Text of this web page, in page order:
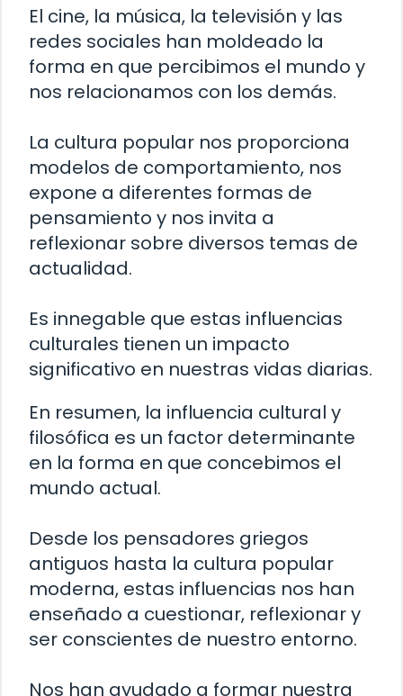
El cine, la música, la televisión y las
redes sociales han moldeado la
forma en que percibimos el mundo y
nos relacionamos con los demás.
La cultura popular nos proporciona
modelos de comportamiento, nos
expone a diferentes formas de
pensamiento y nos invita a
reflexionar sobre diversos temas de
actualidad.
Es innegable que estas influencias
culturales tienen un impacto
significativo en nuestras vidas diarias.
En resumen, la influencia cultural y
filosófica es un factor determinante
en la forma en que concebimos el
mundo actual.
Desde los pensadores griegos
antiguos hasta la cultura popular
moderna, estas influencias nos han
enseñado a cuestionar, reflexionar y
ser conscientes de nuestro entorno.
Nos han ayudado a formar nuestra